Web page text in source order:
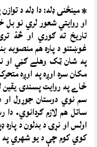
* مينځنۍ ډله: دا ډله د
او روايتي شعور لري نو
تاريخ ته ګوري او څۀ
غوښتنو د پاره هم منصوبه
په شان ټک وهلے ګڼي او
مکان سره اوږه په اوږه
ځاے په روايت پسندۍ يقين
سم نوي دوستان جوړول او
ساتل هم لازم ګردانوي.
اولس او نړۍ د بدلون د
کوي کوم چې د يو شهري